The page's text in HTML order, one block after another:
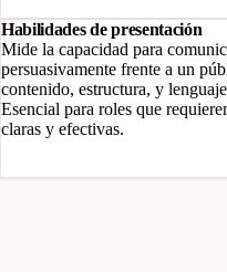
Habilidades de presentación
Mide la capacidad para
persuasivamente frente a un
contenido, estructura, y
Esencial para roles que
claras y efectivas.